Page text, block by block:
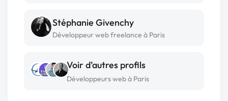
Stéphanie Givenchy
Développeur web freelance à Paris
Voir d’autres profils
Développeurs web à Paris